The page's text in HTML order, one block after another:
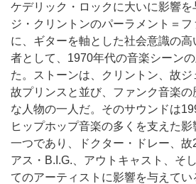
ケデリック・ロックに大いに影響
ジ・クリントンのパーラメント＝
に、ギターを軸とした社会意識の
者として、1970年代の音楽シーン
た。ストーンは、クリントン、故ジ
故プリンスと並び、ファンク音楽
な人物の一人だ。そのサウンドは
ヒップホップ音楽の多くを支えた
一つであり、ドクター・ドレー、故
アス・B.I.G.、アウトキャスト、そ
てのアーティストに影響を与えて